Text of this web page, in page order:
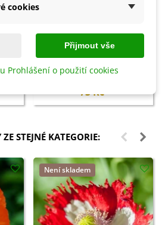
Přidat do košíku
Vermikompost na kvetoucí
rostliny - BoPon - 500 ml
73 Kč
STEJNÉ KATEGORIE:
Není skladem
cookies
Přijmout vše
Prohlášení o použití cookies